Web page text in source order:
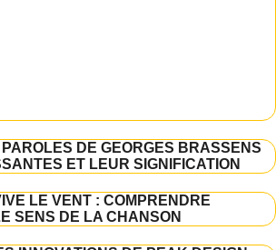
DE GEORGES BRASSENS
ET LEUR SIGNIFICATION
LE VENT : COMPRENDRE
SENS DE LA CHANSON